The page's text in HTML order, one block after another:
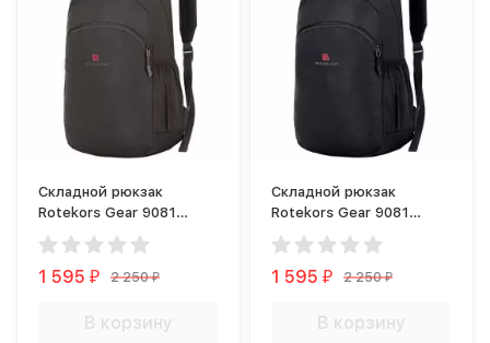
Складной рюкзак
Rotekors Gear 9081
темно-серый
1 595₽ 2 250₽
В корзину
Складной рюкзак
Rotekors Gear 9081
черный
1 595₽ 2 250₽
В корзину